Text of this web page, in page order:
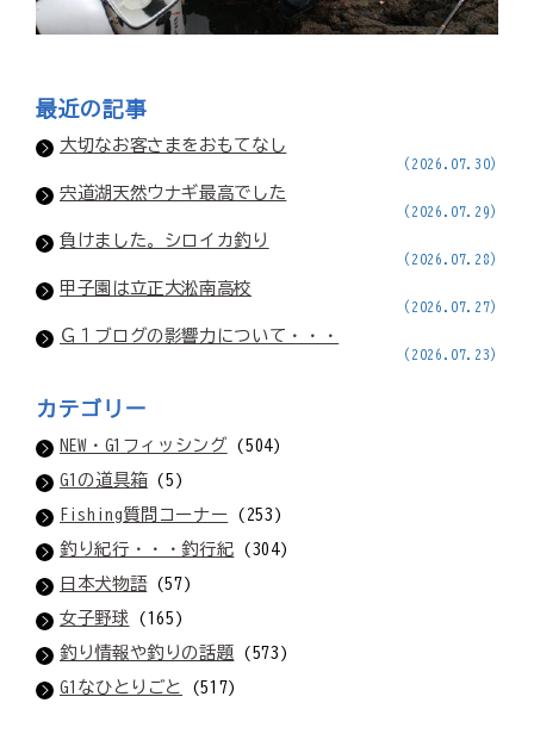
最近の記事
大切なお客さまをおもてなし
(2026.07.30)
宍道湖天然ウナギ最高でした
(2026.07.29)
負けました。シロイカ釣り
(2026.07.28)
甲子園は立正大淞南高校
(2026.07.27)
Ｇ１ブログの影響力について・・・
(2026.07.23)
カテゴリー
NEW・G1フィッシング(504)
G1の道具箱(5)
Fishing質問コーナー (253)
釣り紀行・・・釣行紀 (304)
日本犬物語(57)
女子野球 (165)
釣り情報や釣りの話題 (573)
G1なひとりごと
(517)